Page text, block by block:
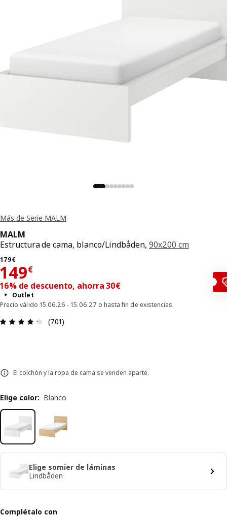
Más de Serie MALM
MALM
Estructura de cama, blanco/Lindbåden, 90x200 cm
179€
Precio anterior 179€
149€
El precio 149€
16% de descuento, ahorra 30€
Outlet
Precio válido 15.06.26 - 15.06.27 o hasta fin de existencias.
Reseña: 4.3 de 5 estrellas. Revisiones totales:
(701)
El colchón y la ropa de cama se venden aparte.
Elige color: Blanco
Elige somier de láminas
Lindbåden
Complétalo con